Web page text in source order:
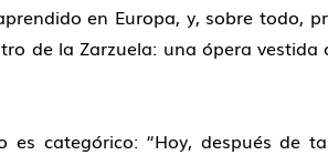
en Europa, y, sobre todo,
de la Zarzuela: una ópera
es categórico: “Hoy, después de